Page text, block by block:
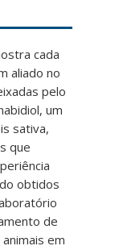
cada
aliado no
pelo
um
sativa,
que
obtidos
de
em